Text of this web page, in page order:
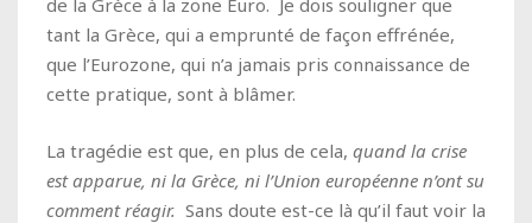
tant la Grèce, qui a emprunté de façon effrénée,
que l’Eurozone, qui n’a jamais pris connaissance de
cette pratique, sont à blâmer.
La tragédie est que, en plus de cela, quand la crise
est apparue, ni la Grèce, ni l’Union européenne n’ont su
comment réagir. Sans doute est-ce là qu’il faut voir la